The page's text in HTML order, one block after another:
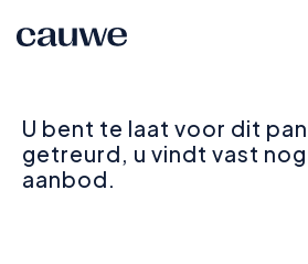
U bent te laat voor dit
getreurd, u vindt vast
aanbod.